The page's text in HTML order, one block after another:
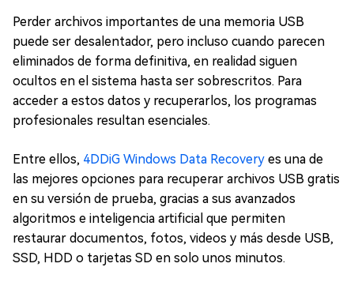
Perder archivos importantes de una memoria USB
puede ser desalentador, pero incluso cuando parecen
eliminados de forma definitiva, en realidad siguen
ocultos en el sistema hasta ser sobrescritos. Para
acceder a estos datos y recuperarlos, los programas
profesionales resultan esenciales.
Entre ellos, 4DDiG Windows Data Recovery es una de
las mejores opciones para recuperar archivos USB gratis
en su versión de prueba, gracias a sus avanzados
algoritmos e inteligencia artificial que permiten
restaurar documentos, fotos, videos y más desde USB,
SSD, HDD o tarjetas SD en solo unos minutos.